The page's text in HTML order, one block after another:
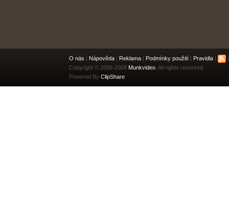
O nás | Nápověda | Reklama | Podmínky použití | Pravidla |
Copyright © 2006-2008 Munkvideo . All rights reserved.
Powered By ClipShare